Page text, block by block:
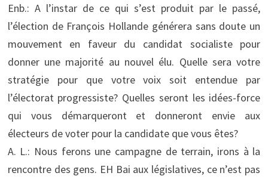
Enb.: A l’instar de ce qui s’est produit par le passé,
l’élection de François Hollande générera sans doute un
mouvement en faveur du candidat socialiste pour
donner une majorité au nouvel élu. Quelle sera votre
stratégie pour que votre voix soit entendue par
l’électorat progressiste? Quelles seront les idées-force
qui vous démarqueront et donneront envie aux
électeurs de voter pour la candidate que vous êtes?
A. L.: Nous ferons une campagne de terrain, irons à la
rencontre des gens. EH Bai aux législatives, ce n’est pas